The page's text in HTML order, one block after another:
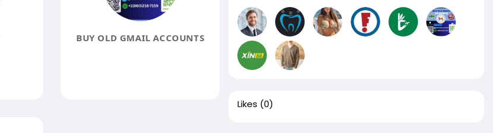
BUY OLD GMAIL ACCOUNTS
Likes (0)